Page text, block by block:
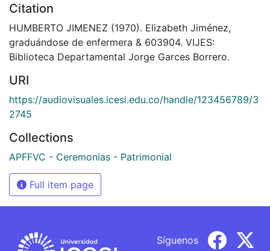
Citation
HUMBERTO JIMENEZ (1970). Elizabeth Jiménez,
graduándose de enfermera & 603904. VIJES:
Biblioteca Departamental Jorge Garces Borrero.
URI
https://audiovisuales.icesi.edu.co/handle/123456789/3
2745
Collections
APFFVC - Ceremonias - Patrimonial
Full item page
Síguenos